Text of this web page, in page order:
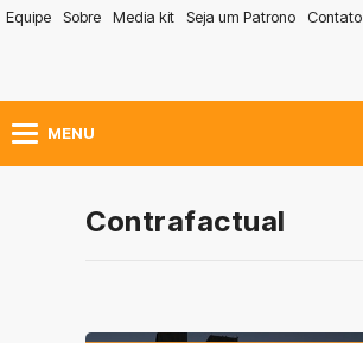
Equipe Sobre Media kit Seja um Patrono Contato
MENU
Contrafactual